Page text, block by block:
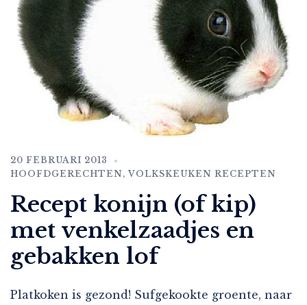
20 FEBRUARI 2013
HOOFDGERECHTEN,VOLKSKEUKEN RECEPTEN
Recept konijn (of kip)
met venkelzaadjes en
gebakken lof
Platkoken is gezond! Sufgekookte groente, naar